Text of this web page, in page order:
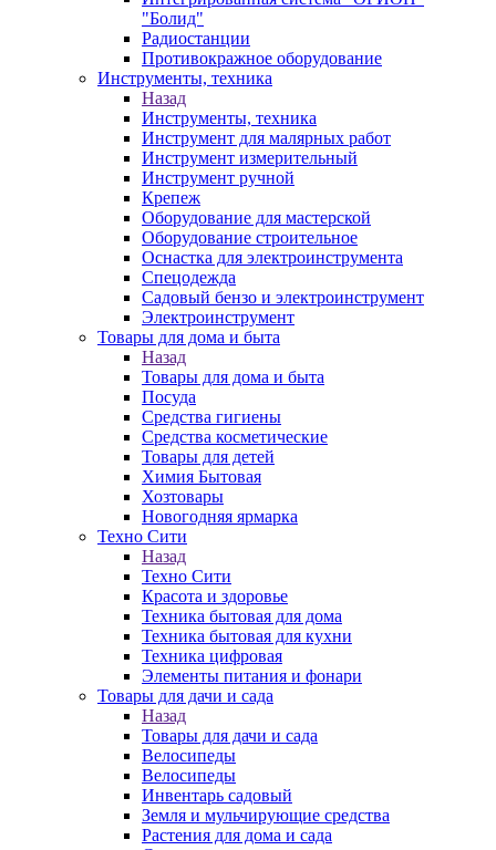
"Болид"
Радиостанции
Противокражное оборудование
Инструменты, техника
Назад
Инструменты, техника
Инструмент для малярных работ
Инструмент измерительный
Инструмент ручной
Крепеж
Оборудование для мастерской
Оборудование строительное
Оснастка для электроинструмента
Спецодежда
Садовый бензо и электроинструмент
Электроинструмент
Товары для дома и быта
Назад
Товары для дома и быта
Посуда
Средства гигиены
Средства косметические
Товары для детей
Химия Бытовая
Хозтовары
Новогодняя ярмарка
Техно Сити
Назад
Техно Сити
Красота и здоровье
Техника бытовая для дома
Техника бытовая для кухни
Техника цифровая
Элементы питания и фонари
Товары для дачи и сада
Назад
Товары для дачи и сада
Велосипеды
Велосипеды
Инвентарь садовый
Земля и мульчирующие средства
Растения для дома и сада